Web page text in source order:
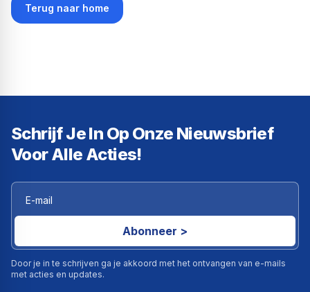
Terug naar home
Schrijf Je In Op Onze Nieuwsbrief
Voor Alle Acties!
Abonneer >
Door je in te schrijven ga je akkoord met het ontvangen van e-mails
met acties en updates.